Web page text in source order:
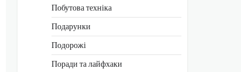
Побутова техніка
Подарунки
Подорожі
Поради та лайфхаки